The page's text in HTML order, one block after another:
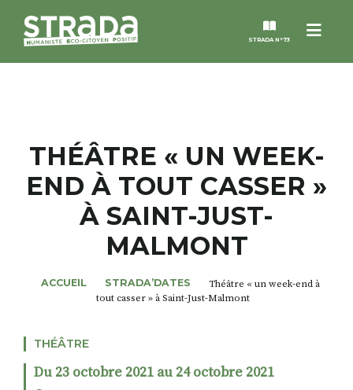
Menu
STRADA N°73
MAGAZINES
NOS THÈMES
STRADA’DATES
ALTER STRADA
THÉÂTRE « UN WEEK-
END À TOUT CASSER »
À SAINT-JUST-
MALMONT
ACCUEIL STRADA’DATES
Théâtre « un week-end à
tout casser » à Saint-Just-Malmont
THÉÂTRE
Du 23 octobre 2021 au 24 octobre 2021